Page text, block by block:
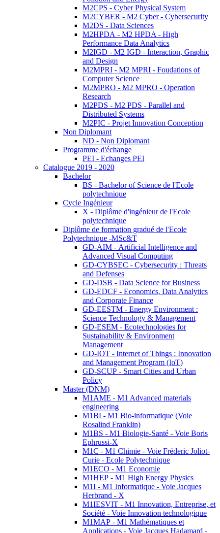
M2CPS - Cyber Physical System
M2CYBER - M2 Cyber - Cybersecurity
M2DS - Data Sciences
M2HPDA - M2 HPDA - High
Performance Data Analytics
M2IGD - M2 IGD - Interaction, Graphic
and Design
M2MPRI - M2 MPRI - Foudations of
Computer Science
M2MPRO - M2 MPRO - Operation
Research
M2PDS - M2 PDS - Parallel and
Distributed Systems
M2PIC - Projet Innovation Conception
Non Diplomant
ND - Non Diplomant
Programme d'échange
PEI - Echanges PEI
Catalogue 2019 - 2020
Bachelor
BS - Bachelor of Science de l'Ecole
polytechnique
Cycle Ingénieur
X - Diplôme d'ingénieur de l'Ecole
polytechnique
Diplôme de formation gradué de l'Ecole
Polytechnique -MSc&T
GD-AIM - Artificial Intelligence and
Advanced Visual Computing
GD-CYBSEC - Cybersecurity : Threats
and Defenses
GD-DSB - Data Science for Business
GD-EDCF - Economics, Data Analytics
and Corporate Finance
GD-EESTM - Energy Environment :
Science Technology & Management
GD-ESEM - Ecotechnologies for
Sustainability & Environment
Management
GD-IOT - Internet of Things : Innovation
and Management Program (IoT)
GD-SCUP - Smart Cities and Urban
Policy
Master (DNM)
M1AME - M1 Advanced materials
engineering
M1BI - M1 Bio-informatique (Voie
Rosalind Franklin)
M1BS - M1 Biologie-Santé - Voie Boris
Ephrussi-X
M1C - M1 Chimie - Voie Fréderic Joliot-
Curie - Ecole Polytechnique
M1ECO - M1 Economie
M1HEP - M1 High Energy Physics
M1I - M1 Informatique - Voie Jacques
Herbrand - X
M1IESVIT - M1 Innovation, Entreprise, et
Société - Voie Innovation technologique
M1MAP - M1 Mathématiques et
Applications - Voie Jacques Hadamard -